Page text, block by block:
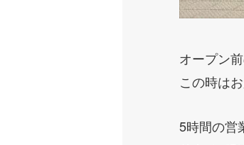
オープン前
この時は
5時間の営